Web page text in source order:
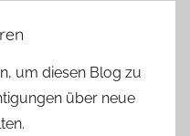
um diesen Blog zu
über neue